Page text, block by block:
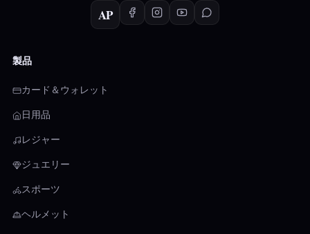
AP
製品
カード＆ウォレット
日用品
レジャー
ジュエリー
スポーツ
ヘルメット